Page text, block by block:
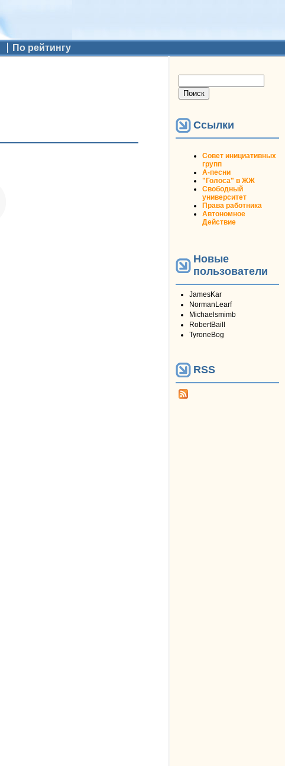
По рейтингу
Ссылки
Совет инициативных
групп
А-песни
"Голоса" в ЖЖ
Свободный
университет
Права работника
Автономное
Действие
Новые
пользователи
JamesKar
NormanLearf
Michaelsmimb
RobertBaill
TyroneBog
RSS